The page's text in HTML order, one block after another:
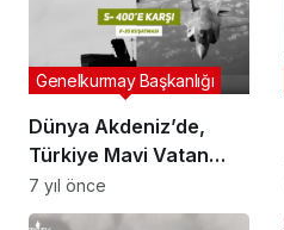
Dünya Akdeniz’de,
Türkiye Mavi Vatan
nöbetinde!
Genelkurmay Başkanlığı
7 yıl önce